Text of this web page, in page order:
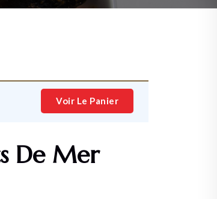
Voir Le Panier
De Mer